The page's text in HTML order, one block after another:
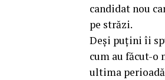
candidat nou
pe străzi.
Deși puțini îi
cum au făcut-o
ultima perioadă